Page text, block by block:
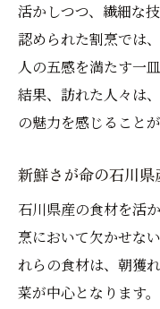
活かしつつ、繊細な
認められた割烹では
人の五感を満たす一
結果、訪れた人々は
の魅力を感じること
新鮮さが命の石川
石川県産の食材を活
烹において欠かせな
れらの食材は、朝獲
菜が中心となります